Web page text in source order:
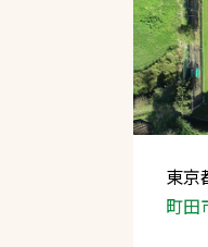
東
町田